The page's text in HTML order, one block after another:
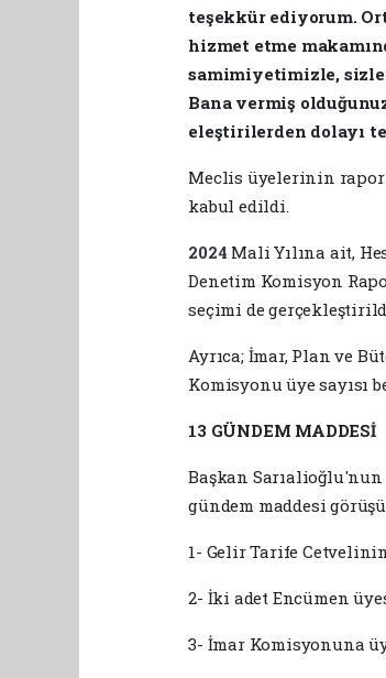
teşekkür ediyorum.
hizmet etme
samimiyetimizle,
Bana vermiş
eleştirilerden dolayı
Meclis üyelerinin
kabul edildi.
2024 Mali Yılına ait,
Denetim Komisyon
seçimi de
Ayrıca; İmar, Plan ve
Komisyonu üye sayısı
13 GÜNDEM MADDESİ
Başkan
gündem maddesi
1- Gelir Tarife
2- İki adet Encümen
3- İmar Komisyonuna